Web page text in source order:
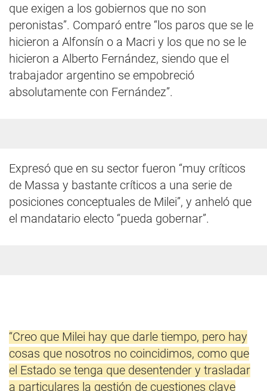
que exigen a los gobiernos que no son
peronistas”. Comparó entre “los paros que se le
hicieron a Alfonsín o a Macri y los que no se le
hicieron a Alberto Fernández, siendo que el
trabajador argentino se empobreció
absolutamente con Fernández”.
Expresó que en su sector fueron “muy críticos
de Massa y bastante críticos a una serie de
posiciones conceptuales de Milei”, y anheló que
el mandatario electo “pueda gobernar”.
“Creo que Milei hay que darle tiempo, pero hay
cosas que nosotros no coincidimos, como que
el Estado se tenga que desentender y trasladar
a particulares la gestión de cuestiones clave